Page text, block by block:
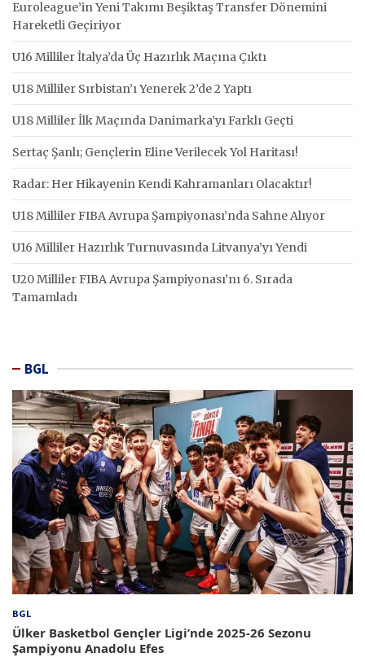
Euroleague’in Yeni Takımı Beşiktaş Transfer Dönemini
Hareketli Geçiriyor
U16 Milliler İtalya’da Üç Hazırlık Maçına Çıktı
U18 Milliler Sırbistan’ı Yenerek 2’de 2 Yaptı
U18 Milliler İlk Maçında Danimarka’yı Farklı Geçti
Sertaç Şanlı; Gençlerin Eline Verilecek Yol Haritası!
Radar: Her Hikayenin Kendi Kahramanları Olacaktır!
U18 Milliler FIBA Avrupa Şampiyonası’nda Sahne Alıyor
U16 Milliler Hazırlık Turnuvasında Litvanya’yı Yendi
U20 Milliler FIBA Avrupa Şampiyonası’nı 6. Sırada
Tamamladı
BGL
BGL
Ülker Basketbol Gençler Ligi’nde 2025-26 Sezonu
Şampiyonu Anadolu Efes